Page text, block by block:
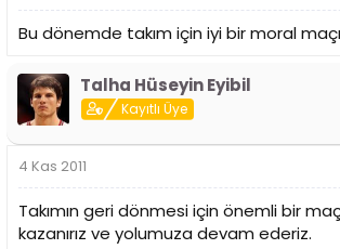
Bu dönemde takım için iyi bir moral
Talha Hüseyin Eyibil
Kayıtlı Üye
4 Kas 2011
Takımın geri dönmesi için önemli bir
kazanırız ve yolumuza devam ederiz.